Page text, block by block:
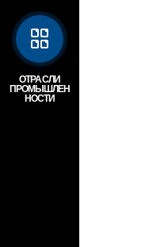
ОТРАСЛИ
ПРОМЫШЛЕН
НОСТИ